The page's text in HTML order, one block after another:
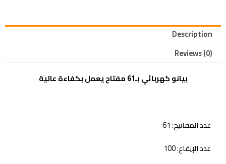
Description
Reviews (0)
بيانو كهربائي بـ61 مفتاح يعمل بكفاءة عالية
عدد المفاتيح: 61
عدد الإيقاع: 100